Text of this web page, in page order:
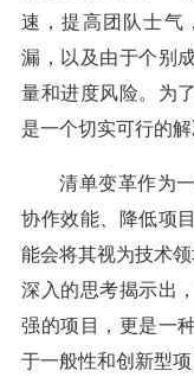
速，提高团队士气
漏，以及由于个别
量和进度风险。为
是一个切实可行的解
清单变革作为
协作效能、降低项
能会将其视为技术
深入的思考揭示出
强的项目，更是一
于一般性和创新型项